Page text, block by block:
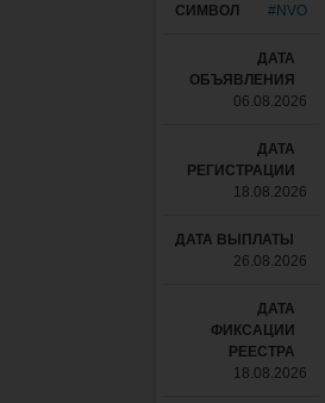
#NVO
06.08.2026
18.08.2026
26.08.2026
18.08.2026